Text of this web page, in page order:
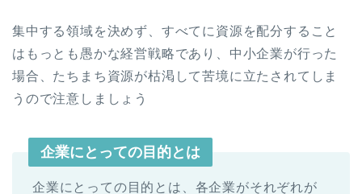
集中する領域を決めず、すべてに資源を配分すること
はもっとも愚かな経営戦略であり、中小企業が行った
場合、たちまち資源が枯渇して苦境に立たされてしま
うので注意しましょう
企業にとっての目的とは
企業にとっての目的とは、各企業がそれぞれが